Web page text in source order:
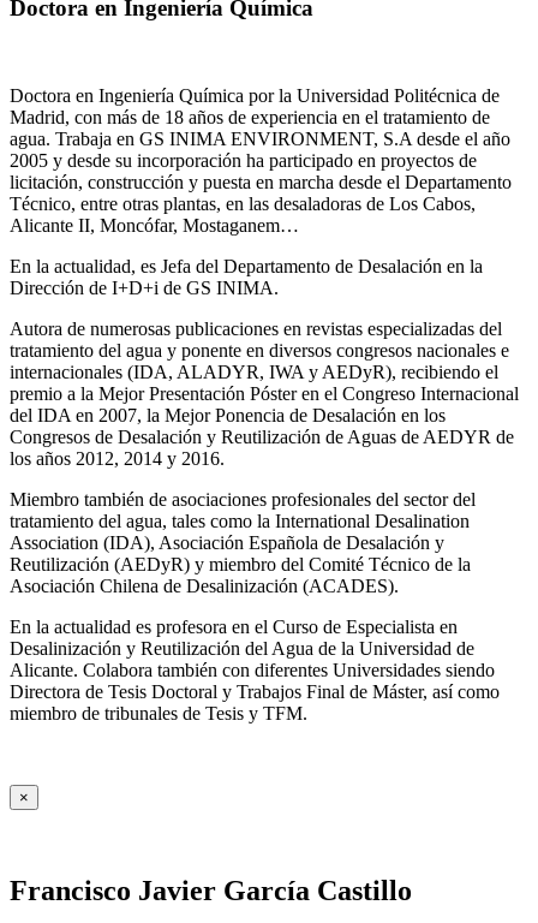
Doctora en Ingeniería Química
Doctora en Ingeniería Química por la Universidad Politécnica de
Madrid, con más de 18 años de experiencia en el tratamiento de
agua. Trabaja en GS INIMA ENVIRONMENT, S.A desde el año
2005 y desde su incorporación ha participado en proyectos de
licitación, construcción y puesta en marcha desde el Departamento
Técnico, entre otras plantas, en las desaladoras de Los Cabos,
Alicante II, Moncófar, Mostaganem…
En la actualidad, es Jefa del Departamento de Desalación en la
Dirección de I+D+i de GS INIMA.
Autora de numerosas publicaciones en revistas especializadas del
tratamiento del agua y ponente en diversos congresos nacionales e
internacionales (IDA, ALADYR, IWA y AEDyR), recibiendo el
premio a la Mejor Presentación Póster en el Congreso Internacional
del IDA en 2007, la Mejor Ponencia de Desalación en los
Congresos de Desalación y Reutilización de Aguas de AEDYR de
los años 2012, 2014 y 2016.
Miembro también de asociaciones profesionales del sector del
tratamiento del agua, tales como la International Desalination
Association (IDA), Asociación Española de Desalación y
Reutilización (AEDyR) y miembro del Comité Técnico de la
Asociación Chilena de Desalinización (ACADES).
En la actualidad es profesora en el Curso de Especialista en
Desalinización y Reutilización del Agua de la Universidad de
Alicante. Colabora también con diferentes Universidades siendo
Directora de Tesis Doctoral y Trabajos Final de Máster, así como
miembro de tribunales de Tesis y TFM.
×
Francisco Javier García Castillo